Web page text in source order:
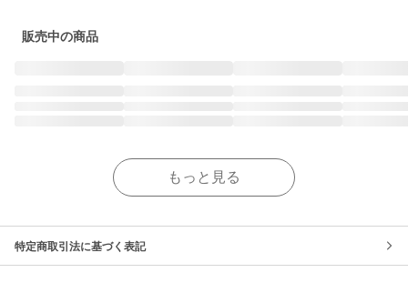
販売中の商品
もっと見る
特定商取引法に基づく表記